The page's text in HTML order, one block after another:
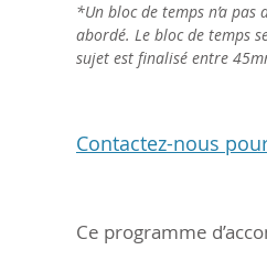
*Un bloc de temps n’a pas
abordé. Le bloc de temps
sujet est finalisé entre
Contactez-nous
Ce programme